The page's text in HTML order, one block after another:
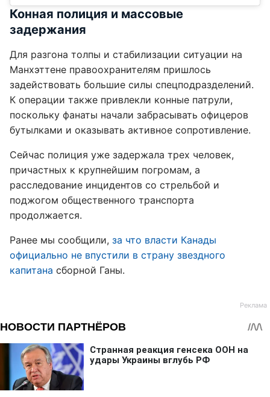
Конная полиция и массовые
задержания
Для разгона толпы и стабилизации ситуации на
Манхэттене правоохранителям пришлось
задействовать большие силы спецподразделений.
К операции также привлекли конные патрули,
поскольку фанаты начали забрасывать офицеров
бутылками и оказывать активное сопротивление.
Сейчас полиция уже задержала трех человек,
причастных к крупнейшим погромам, а
расследование инцидентов со стрельбой и
поджогом общественного транспорта
продолжается.
Ранее мы сообщили, за что власти Канады
официально не впустили в страну звездного
капитана сборной Ганы.